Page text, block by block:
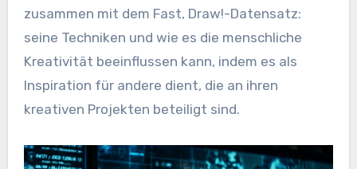
zusammen mit dem Fast, Draw!-Datensatz:
seine Techniken und wie es die menschliche
Kreativität beeinflussen kann, indem es als
Inspiration für andere dient, die an ihren
kreativen Projekten beteiligt sind.